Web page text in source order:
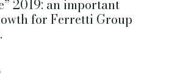
2019: an important
for Ferretti Group